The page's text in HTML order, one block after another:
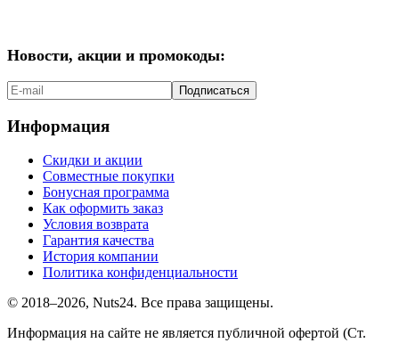
Новости, акции и промокоды:
Подписаться
Информация
Скидки и акции
Совместные покупки
Бонусная программа
Как оформить заказ
Условия возврата
Гарантия качества
История компании
Политика конфиденциальности
© 2018–2026, Nuts24. Все права защищены.
Информация на сайте не является публичной офертой (Ст.